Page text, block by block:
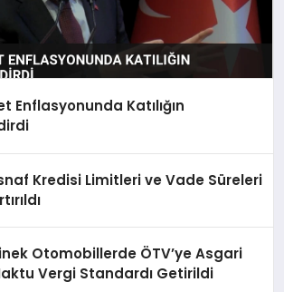
Enflasyonunda Katılığın
Kredisi Limitleri ve Vade Süreleri
Otomobillerde ÖTV’ye Asgari
Vergi Standardı Getirildi